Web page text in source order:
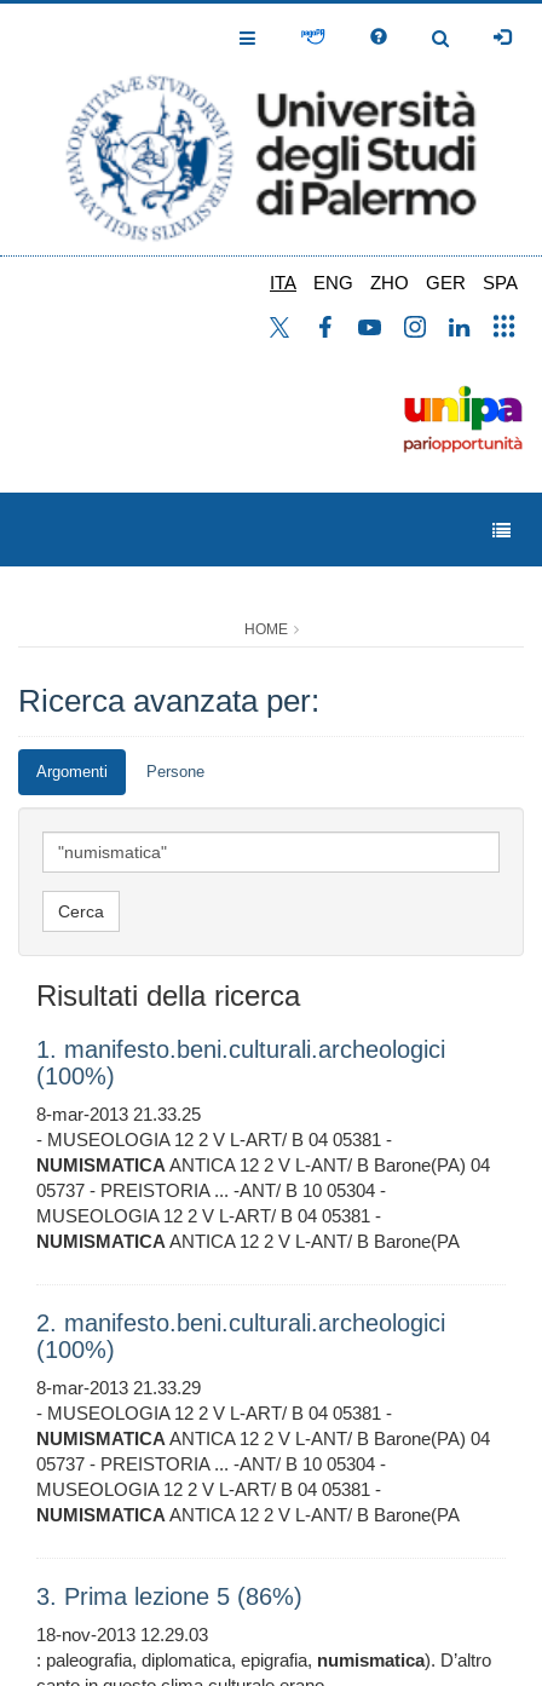
Toggle
Toggle
ITA ENG ZHO GER SPA
HOME
Ricerca avanzata per:
Argomenti Persone
Risultati della ricerca
1. manifesto.beni.culturali.archeologici
(100%)
8-mar-2013 21.33.25
- MUSEOLOGIA 12 2 V L-ART/ B 04 05381 -
NUMISMATICAANTICA 12 2 V L-ANT/ B Barone(PA) 04
05737 - PREISTORIA ... -ANT/ B 10 05304 -
MUSEOLOGIA 12 2 V L-ART/ B 04 05381 -
NUMISMATICAANTICA 12 2 V L-ANT/ B Barone(PA
2. manifesto.beni.culturali.archeologici
(100%)
8-mar-2013 21.33.29
- MUSEOLOGIA 12 2 V L-ART/ B 04 05381 -
NUMISMATICAANTICA 12 2 V L-ANT/ B Barone(PA) 04
05737 - PREISTORIA ... -ANT/ B 10 05304 -
MUSEOLOGIA 12 2 V L-ART/ B 04 05381 -
NUMISMATICAANTICA 12 2 V L-ANT/ B Barone(PA
3. Prima lezione 5 (86%)
18-nov-2013 12.29.03
: paleografia, diplomatica, epigrafia, numismatica). D’altro